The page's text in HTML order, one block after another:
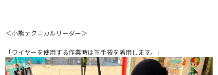
＜小熊テクニカルリーダー＞
「ワイヤーを使用する作業時は革手袋を着用します。」